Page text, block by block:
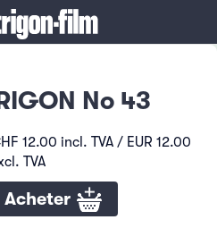
No 43
12.00 incl. TVA / EUR 12.00
TVA
Acheter